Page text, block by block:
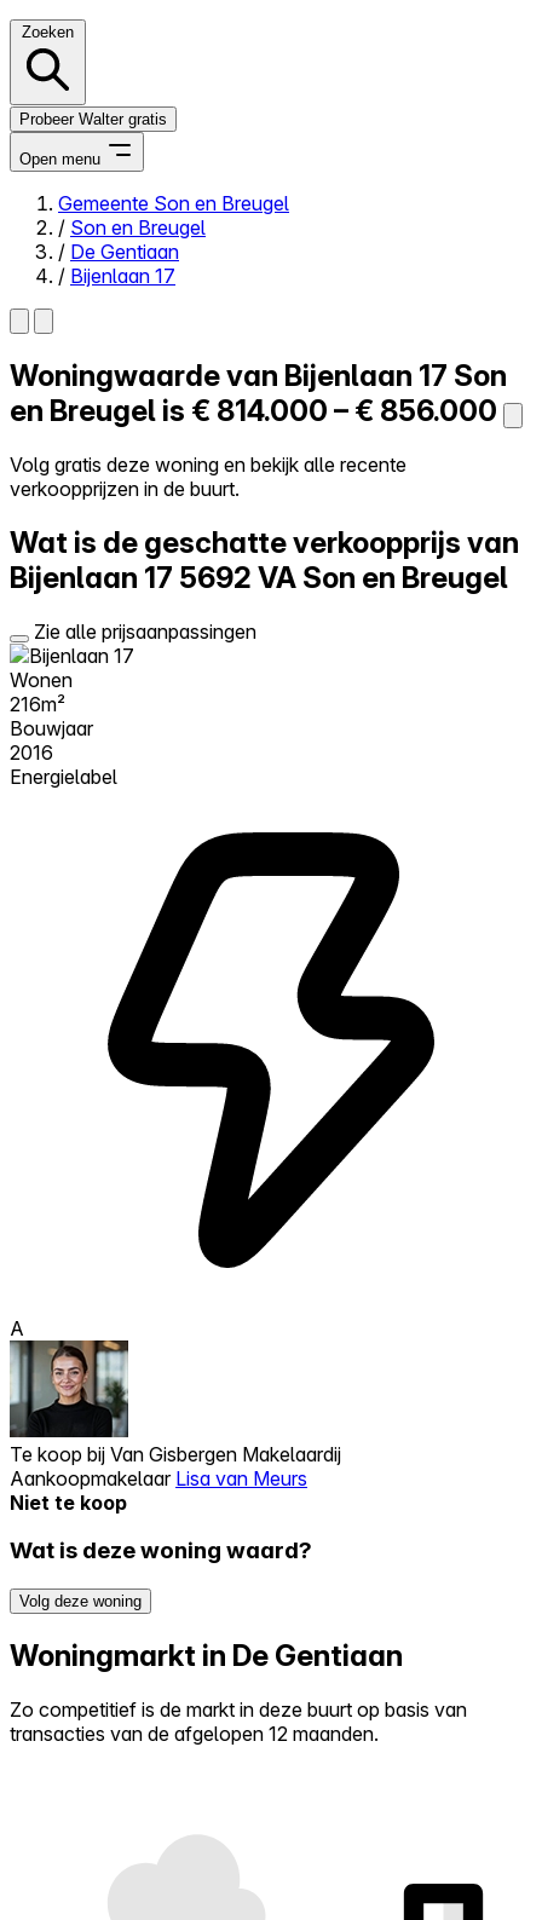
Zoeken
Probeer Walter gratis
Open menu
Close menu
Zelf kopen
Alles-in-één
Reviews
Log in
Gemeente Son en Breugel
/ Son en Breugel
/ De Gentiaan
/ Bijenlaan 17
Woningwaarde van Bijenlaan 17 Son
en Breugel is € 814.000 – € 856.000
Volg gratis deze woning en bekijk alle recente
verkoopprijzen in de buurt.
Wat is de geschatte verkoopprijs van
Bijenlaan 17 5692 VA Son en Breugel
Zie alle prijsaanpassingen
Wonen
216m²
Bouwjaar
2016
Energielabel
A
Te koop bij Van Gisbergen Makelaardij
Aankoopmakelaar Lisa van Meurs
Niet te koop
Wat is deze woning waard?
Volg deze woning
Woningmarkt in De Gentiaan
Zo competitief is de markt in deze buurt op basis van
transacties van de afgelopen 12 maanden.